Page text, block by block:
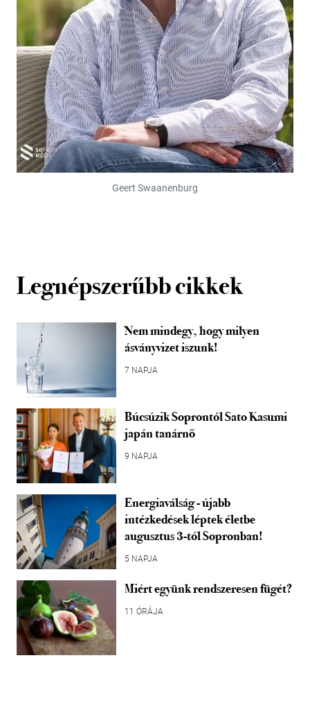
Geert Swaanenburg
Legnépszerűbb cikkek
Nem mindegy, hogy milyen
ásványvizet iszunk!
7 NAPJA
Búcsúzik Soprontól Sato Kasumi
japán tanárnő
9 NAPJA
Energiaválság - újabb
intézkedések léptek életbe
augusztus 3-tól Sopronban!
5 NAPJA
Miért együnk rendszeresen fügét?
11 ÓRÁJA